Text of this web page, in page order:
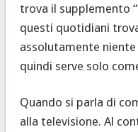
trova il supplemento
questi quotidiani
assolutamente
quindi serve solo
Quando si parla di
alla televisione. Al